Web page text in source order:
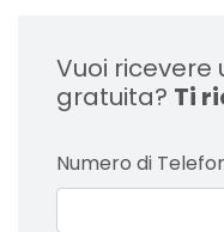
Vuoi ricevere
gratuita? Ti
Numero di